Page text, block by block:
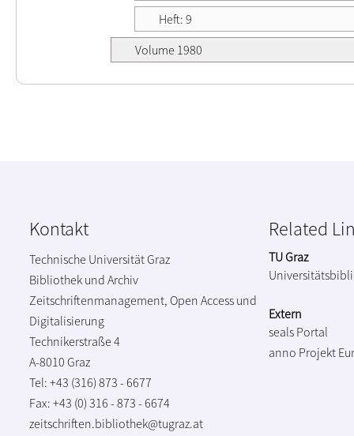
Heft: 9
Volume 1980
Kontakt
Technische Universität Graz
Bibliothek und Archiv
Zeitschriftenmanagement, Open Access und
Digitalisierung
Technikerstraße 4
A-8010 Graz
Tel: +43 (316) 873 - 6677
Fax: +43 (0) 316 - 873 - 6674
zeitschriften.bibliothek@tugraz.at
Related
TU Graz
Extern
seals Portal
anno Projekt